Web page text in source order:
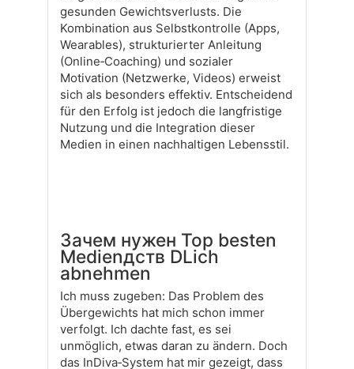
gesunden Gewichtsverlusts. Die
Kombination aus Selbstkontrolle (Apps,
Wearables), strukturierter Anleitung
(Online‑Coaching) und sozialer
Motivation (Netzwerke, Videos) erweist
sich als besonders effektiv. Entscheidend
für den Erfolg ist jedoch die langfristige
Nutzung und die Integration dieser
Medien in einen nachhaltigen Lebensstil.
Зачем нужен Top besten
Medienдств DLich
abnehmen
Ich muss zugeben: Das Problem des
Übergewichts hat mich schon immer
verfolgt. Ich dachte fast, es sei
unmöglich, etwas daran zu ändern. Doch
das InDiva‑System hat mir gezeigt, dass